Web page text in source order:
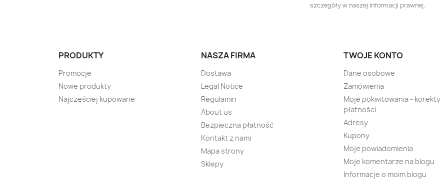
szczegóły w naszej informacji prawnej.
PRODUKTY
Promocje
Nowe produkty
Najczęściej kupowane
NASZA FIRMA
Dostawa
Legal Notice
Regulamin
About us
Bezpieczna płatność
Kontakt z nami
Mapa strony
Sklepy
TWOJE KONTO
Dane osobowe
Zamówienia
Moje pokwitowania - korekty
płatności
Adresy
Kupony
Moje powiadomienia
Moje komentarze na blogu
Informacje o moim blogu